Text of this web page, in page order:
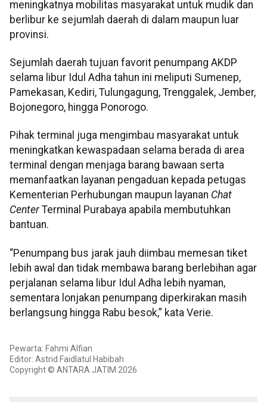
meningkatnya mobilitas masyarakat untuk mudik dan
berlibur ke sejumlah daerah di dalam maupun luar
provinsi.
Sejumlah daerah tujuan favorit penumpang AKDP
selama libur Idul Adha tahun ini meliputi Sumenep,
Pamekasan, Kediri, Tulungagung, Trenggalek, Jember,
Bojonegoro, hingga Ponorogo.
Pihak terminal juga mengimbau masyarakat untuk
meningkatkan kewaspadaan selama berada di area
terminal dengan menjaga barang bawaan serta
memanfaatkan layanan pengaduan kepada petugas
Kementerian Perhubungan maupun layanan Chat
CenterTerminal Purabaya apabila membutuhkan
bantuan.
“Penumpang bus jarak jauh diimbau memesan tiket
lebih awal dan tidak membawa barang berlebihan agar
perjalanan selama libur Idul Adha lebih nyaman,
sementara lonjakan penumpang diperkirakan masih
berlangsung hingga Rabu besok,” kata Verie.
Pewarta: Fahmi Alfian
Editor: Astrid Faidlatul Habibah
Copyright © ANTARA JATIM 2026